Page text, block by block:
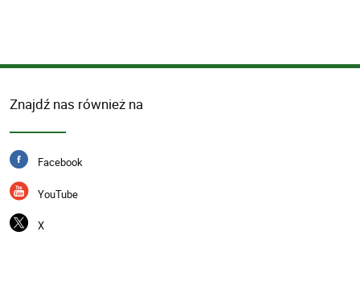
Znajdź nas również na
Facebook
YouTube
X